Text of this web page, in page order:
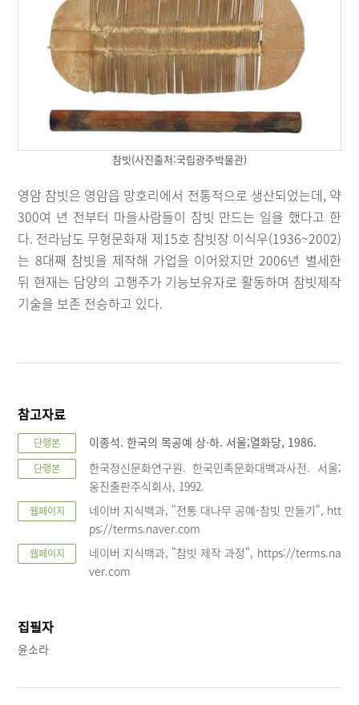
참빗(사진출처:국립광주박물관)
영암 참빗은 영암읍 망호리에서 전통적으로 생산되었는데, 약
300여 년 전부터 마을사람들이 참빗 만드는 일을 했다고 한
다. 전라남도 무형문화재 제15호 참빗장 이식우(1936~2002)
는 8대째 참빗을 제작해 가업을 이어왔지만 2006년 별세한
뒤 현재는 담양의 고행주가 기능보유자로 활동하며 참빗제작
기술을 보존 전승하고 있다.
참고자료
단행본 이종석. 한국의 목공예 상·하. 서울;열화당, 1986.
단행본
한국정신문화연구원. 한국민족문화대백과사전. 서울;
웅진출판주식회사, 1992.
웹페이지
네이버 지식백과, "전통 대나무 공예-참빗 만들기", htt
ps://terms.naver.com
웹페이지
네이버 지식백과, "참빗 제작 과정", https://terms.na
ver.com
집필자
윤소라